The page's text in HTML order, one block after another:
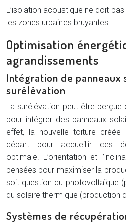
L’isolation acoustique ne doit
les zones urbaines bruyantes.
Optimisation
agrandissements
Intégration de panneaux
surélévation
La surélévation peut être
pour intégrer des panneaux
effet, la nouvelle toiture
départ pour accueillir ces
optimale. L’orientation et
pensées pour maximiser la
soit question du photovoltaïque
du solaire thermique (production
Systèmes de